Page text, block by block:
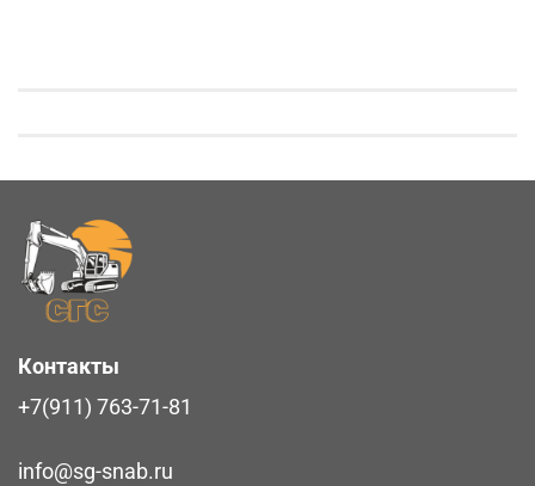
Контакты
+7(911) 763-71-81
info@sg-snab.ru